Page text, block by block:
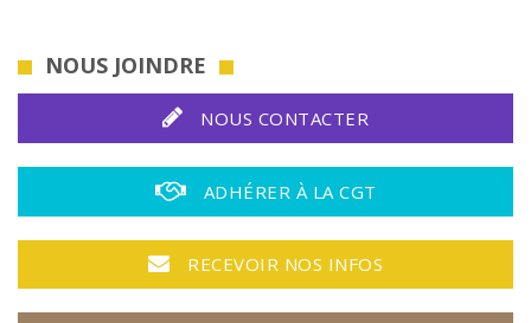
NOUS JOINDRE
NOUS CONTACTER
ADHÉRER À LA CGT
RECEVOIR NOS INFOS